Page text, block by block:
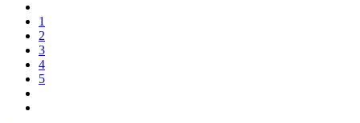
1
2
3
4
5